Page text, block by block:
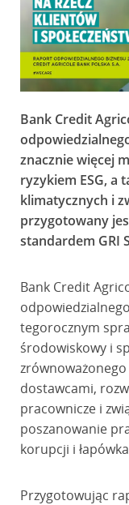
Bank Credit
znacznie więcej
ryzykiem ESG, a
klimatycznych i
przygotowany
standardem GRI
Bank Credit
tegorocznym
środowiskowy i
zrównoważonego
dostawcami,
pracownicze i
poszanowanie
korupcji i
Przygotowując